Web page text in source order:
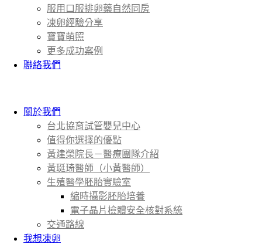
服用口服排卵藥自然同房
凍卵經驗分享
寶寶萌照
更多成功案例
聯絡我們
關於我們
台北協育試管嬰兒中心
值得你選擇的優點
黃建榮院長－醫療團隊介紹
黃珽琦醫師（小黃醫師）
生殖醫學胚胎實驗室
縮時攝影胚胎培養
電子晶片檢體安全核對系統
交通路線
我想凍卵